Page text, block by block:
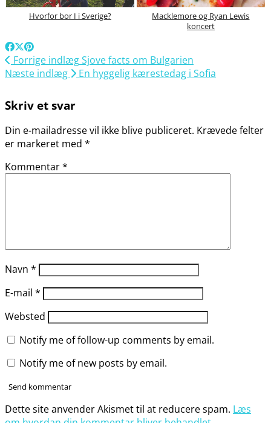
Hvorfor bor I i Sverige?
Macklemore og Ryan Lewis
koncert
Forrige indlægSjove facts om Bulgarien
Næste indlæg
En hyggelig kærestedag i Sofia
Skriv et svar
Din e-mailadresse vil ikke blive publiceret. Krævede felter
er markeret med *
Kommentar*
Navn *
E-mail *
Websted
Notify me of follow-up comments by email.
Notify me of new posts by email.
Dette site anvender Akismet til at reducere spam. Læs